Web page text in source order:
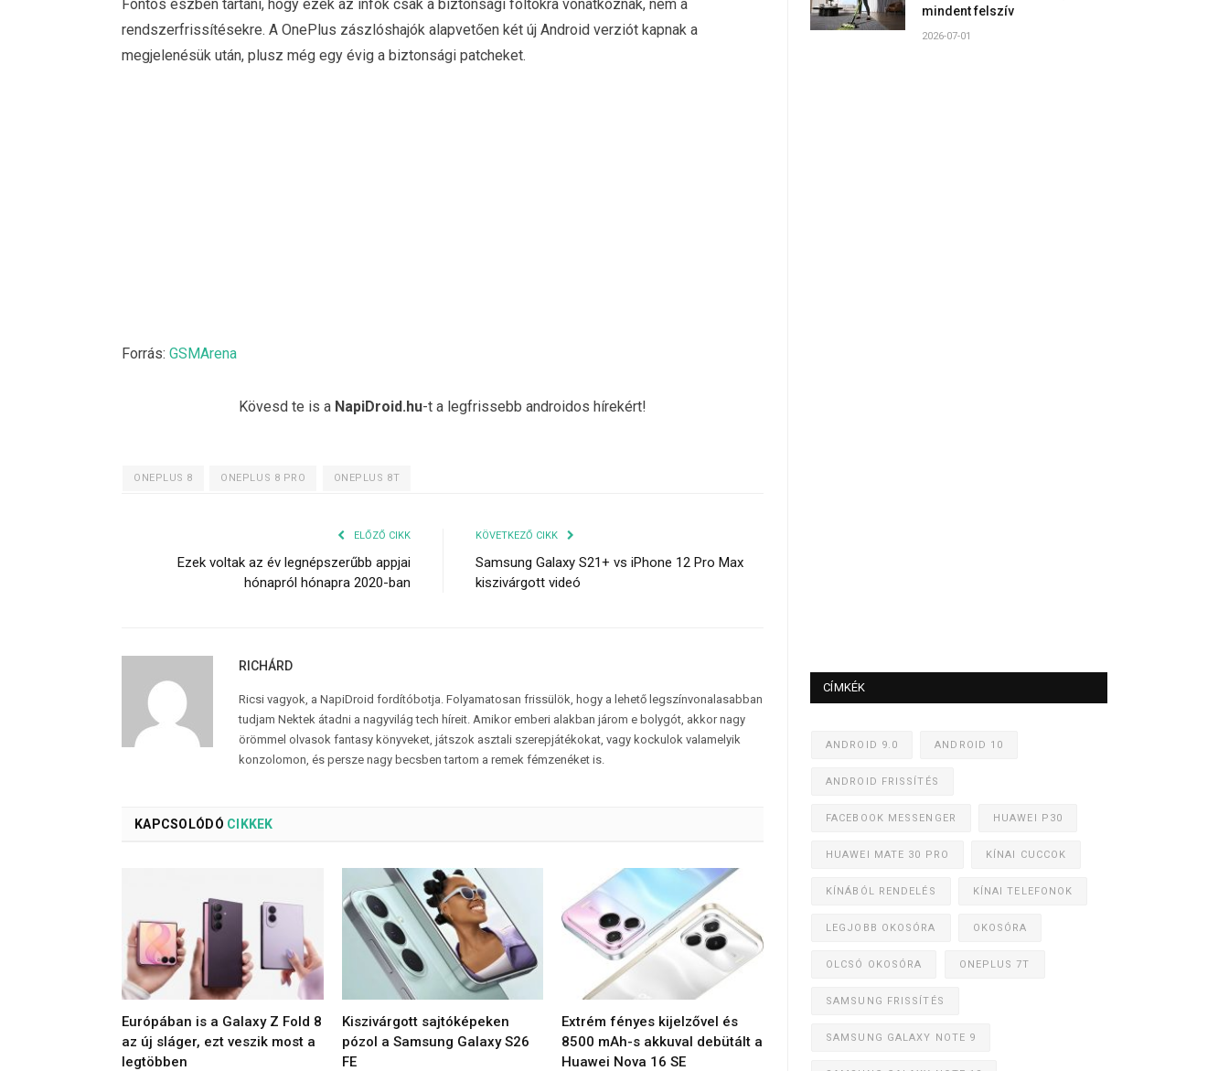
Fontos észben tartani, hogy ezek az infók csak a biztonsági foltokra vonatkoznak, nem a
rendszerfrissítésekre. A OnePlus zászlóshajók alapvetően két új Android verziót kapnak a
megjelenésük után, plusz még egy évig a biztonsági patcheket.
Forrás: GSMArena
Kövesd te is a NapiDroid.hu-t a legfrissebb androidos hírekért!
ONEPLUS 8 ONEPLUS 8 PRO ONEPLUS 8T
ELŐZŐ CIKK
Ezek voltak az év legnépszerűbb appjai
hónapról hónapra 2020-ban
KÖVETKEZŐ CIKK
Samsung Galaxy S21+ vs iPhone 12 Pro Max
kiszivárgott videó
RICHÁRD
Ricsi vagyok, a NapiDroid fordítóbotja. Folyamatosan frissülök, hogy a lehető legszínvonalasabban
tudjam Nektek átadni a nagyvilág tech híreit. Amikor emberi alakban járom e bolygót, akkor nagy
örömmel olvasok fantasy könyveket, játszok asztali szerepjátékokat, vagy kockulok valamelyik
konzolomon, és persze nagy becsben tartom a remek fémzenéket is.
KAPCSOLÓDÓ CIKKEK
Európában is a Galaxy Z Fold 8
az új sláger, ezt veszik most a
legtöbben
Kiszivárgott sajtóképeken
pózol a Samsung Galaxy S26
FE
Extrém fényes kijelzővel és
8500 mAh-s akkuval debütált a
Huawei Nova 16 SE
mindent felszív
2026-07-01
CÍMKÉK
ANDROID 9.0 ANDROID 10
ANDROID FRISSÍTÉS
FACEBOOK MESSENGER HUAWEI P30
HUAWEI MATE 30 PRO KÍNAI CUCCOK
KÍNÁBÓL RENDELÉS KÍNAI TELEFONOK
LEGJOBB OKOSÓRA OKOSÓRA
OLCSÓ OKOSÓRA ONEPLUS 7T
SAMSUNG FRISSÍTÉS
SAMSUNG GALAXY NOTE 9